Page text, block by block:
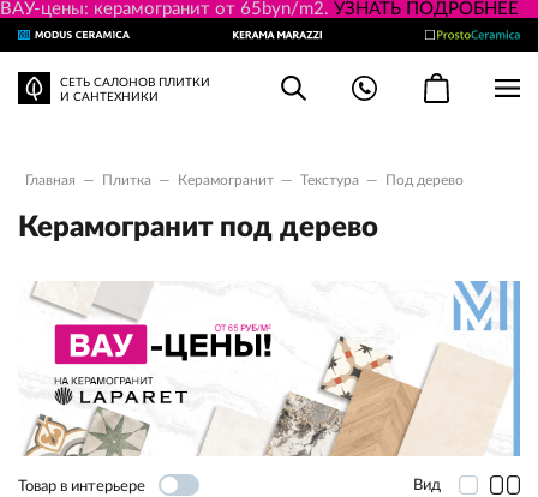
ВАУ-цены: керамогранит от 65byn/m2. УЗНАТЬ ПОДРОБНЕЕ
СЕТЬ САЛОНОВ ПЛИТКИ
И САНТЕХНИКИ
Главная — Плитка — Керамогранит — Текстура — Под дерево
Керамогранит под дерево
Товар в интерьере Вид